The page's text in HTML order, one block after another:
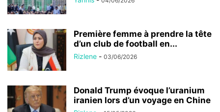
Première femme à prendre la tête
d’un club de football en...
Rizlene - 03/06/2026
Donald Trump évoque l’uranium
iranien lors d’un voyage en Chine